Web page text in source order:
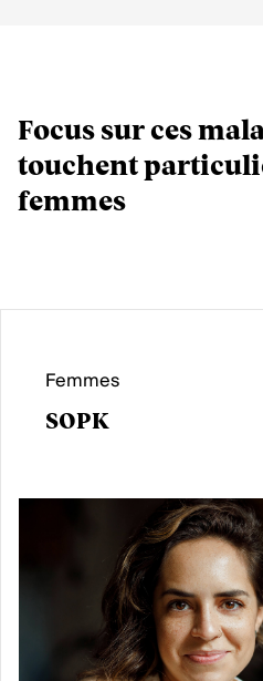
Focus sur ces
touchent
femmes
Femmes
SOPK